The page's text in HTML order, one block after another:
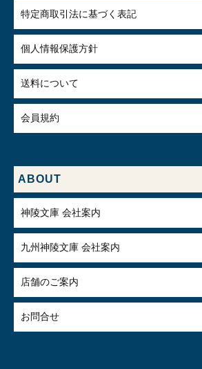
特定商取引法に基づく表記
個人情報保護方針
送料について
会員規約
ABOUT
神陵文庫 会社案内
九州神陵文庫 会社案内
店舗のご案内
お問合せ